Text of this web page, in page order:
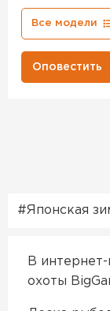
Все модели
Оповестить
Японская
В
охоты